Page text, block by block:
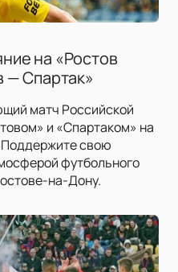
на «Ростов
— Спартак»
матч Российской
и «Спартаком» на
свою
футбольного
на-Дону.